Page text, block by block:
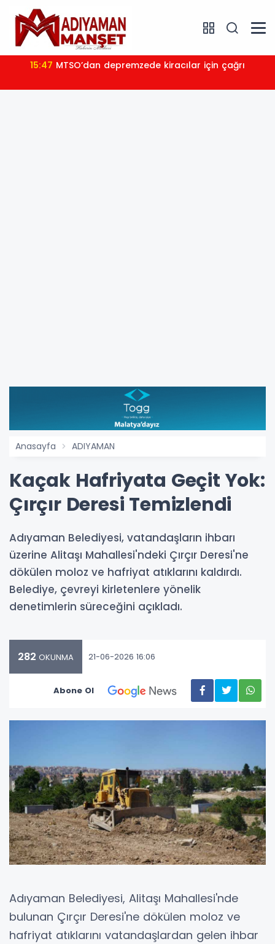
15:47 MTSO’dan depremzede kiracılar için çağrı
Anasayfa ADIYAMAN
Kaçak Hafriyata Geçit Yok:
Çırçır Deresi Temizlendi
Adıyaman Belediyesi, vatandaşların ihbarı
üzerine Alitaşı Mahallesi'ndeki Çırçır Deresi'ne
dökülen moloz ve hafriyat atıklarını kaldırdı.
Belediye, çevreyi kirletenlere yönelik
denetimlerin süreceğini açıkladı.
282 OKUNMA 21-06-2026 16:06
Abone Ol
Adıyaman Belediyesi, Alitaşı Mahallesi'nde
bulunan Çırçır Deresi'ne dökülen moloz ve
hafriyat atıklarını vatandaşlardan gelen ihbar